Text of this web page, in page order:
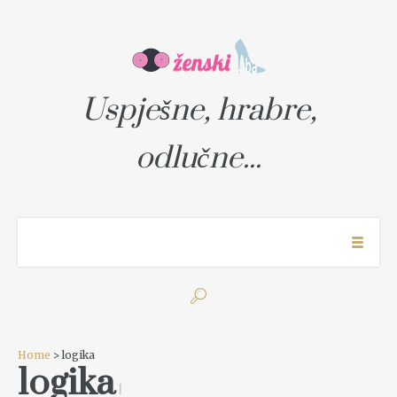
Uspješne, hrabre,
odlučne...
Home > logika
logika1